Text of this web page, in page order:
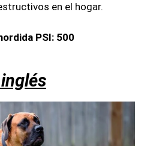
en el hogar.
PSI: 500